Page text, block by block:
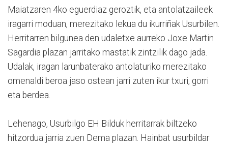
Maiatzaren 4ko eguerdiaz geroztik, eta antolatzaileek
iragarri moduan, merezitako lekua du ikurriñak Usurbilen.
Herritarren bilgunea den udaletxe aurreko Joxe Martin
Sagardia plazan jarritako mastatik zintzilik dago jada.
Udalak, iragan larunbaterako antolaturiko merezitako
omenaldi beroa jaso ostean jarri zuten ikur txuri, gorri
eta berdea.
Lehenago, Usurbilgo EH Bilduk herritarrak biltzeko
hitzordua jarria zuen Dema plazan. Hainbat usurbildar